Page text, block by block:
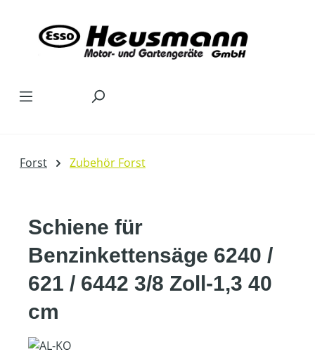
Forst Zubehör Forst
Schiene für
Benzinkettensäge 6240 /
621 / 6442 3/8 Zoll-1,3 40
cm